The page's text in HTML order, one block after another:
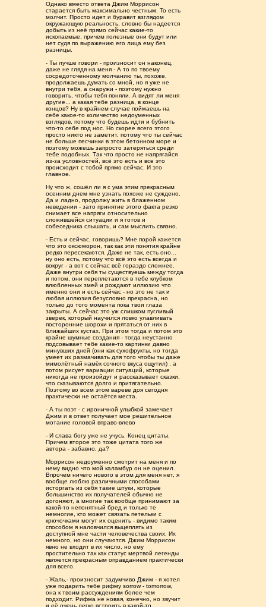
Однако вместо ответа Джим Моррисон
старается быть максимально честным. То есть
молчит. Просто идет и буравит взглядом
окружающую реальность, словно бы надеется
добыть из неё прямо сейчас какие-то
ископаемые, причем полезные они будут или
нет судя по выражению его лица ему без
разницы.
- Ты лучше говори - произносит он наконец,
даже не глядя на меня - А то по твоему
сосредоточенному молчанию ты, похоже,
продолжаешь думать со мной, но я уже не
внутри тебя, а снаружи - поэтому нужно
говорить, чтобы тебя поняли. А видят ли меня
другие... а какая тебе разница, в конце
концов? Ну в крайнем случае поймаешь на
себе какое-то количество недоуменных
взглядов, потому что будешь идти и бубнить
что-то себе под нос. Но скорее всего этого
просто никто не заметит, потому что ты сейчас
не больше песчинки в этом бетонном море и
поэтому можешь запросто затеряться среди
тебе подобных. Так что просто не напрягайся
из-за условностей, всë это есть и все это
происходит с тобой прямо сейчас. И это
главное.
Ну что ж, сошёл ли я с ума этим прекрасным
осенним днем мне узнать похоже не суждено.
Да и ладно, продолжу жить в блаженном
неведении - зато принятие этого факта резко
снимает все напряги относительно
сложившейся ситуации и я готов и
собеседника слышать, и сам мыслить связно.
- Есть и сейчас, говоришь? Мне порой кажется
что это оксюморон, так как эти понятия крайне
редко пересекаются. Даже не так, есть оно...
ну оно есть, потому что всë это есть всегда и
вокруг - а вот с сейчас всë гораздо сложнее.
Даже внутри себя ты существуешь между тогда
и потом, они переплетаются в тебе клубком
влюбленных змей и рождают иллюзию что
именно они и есть сейчас - но это не так и
любая иллюзия безусловно прекрасна, но
только до того момента пока твои глаза
закрыты. А сейчас это уж слишком пугливый
зверек, который научился ловко улавливать
посторонние шорохи и прятаться от них в
ближайших кустах. При этом тогда и потом это
крайне шумные создания - тогда неустанно
подсовывает тебе какие-то картинки давно
минувших дней (они как сухофрукты, но тогда
умеет их размачивать для того чтобы ты даже
мимолётный намёк сочного вкуса ощутил) , а
потом рисует вариации ситуаций, которые
никогда не произойдут и рассказывает сказки,
что сказываются долго и притягательно.
Поэтому во всем этом вареве доя сегодня
практически не остаётся места.
- А ты поэт - с ироничной улыбкой замечает
Джим и в ответ получает мое решительное
мотание головой вправо-влево
- И слава богу уже не учусь. Конец цитаты.
Причем второе это тоже цитата того же
автора - забавно, да?
Моррисон недоуменно смотрит на меня и по
нему видно что мой каламбур он не оценил.
Впрочем ничего нового в этом для меня нет, я
вообще люблю различными способами
исторгать из себя такие штуки, которые
большинство их получателей обычно не
догоняют, а многие так вообще принимают за
какой-то непонятный бред и только те
немногие, кто может связать петельки с
крючочками могут их оценить - видимо таким
способом я наловчился выцеплять из
доступной мне части человечества своих. Их
немного, но они случаются. Джим Моррисон
явно не входит в их число, но ему
простительно так как статус мертвой легенды
является прекрасным оправданием практически
для всего.
- Жаль,- произносит задумчиво Джим - я хотел
уже подарить тебе рифму sorrow - tomorrow,
она к твоим рассуждениям более чем
подходит. Рифма не новая, конечно, но звучит
и её очень легко встроить в какой-то